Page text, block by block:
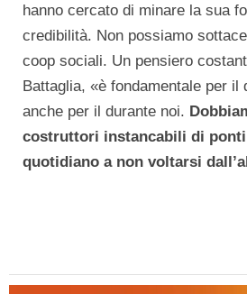
hanno cercato di minare la sua
credibilità. Non possiamo
coop sociali. Un pensiero
Battaglia, «è fondamentale per il
anche per il durante noi.
costruttori instancabili di
quotidiano a non voltarsi